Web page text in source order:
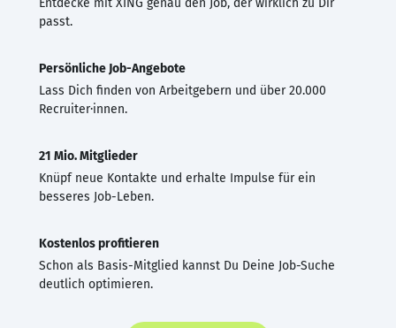
passt.
Persönliche Job-Angebote
Lass Dich finden von Arbeitgebern und über 20.000
Recruiter·innen.
21 Mio. Mitglieder
Knüpf neue Kontakte und erhalte Impulse für ein
besseres Job-Leben.
Kostenlos profitieren
Schon als Basis-Mitglied kannst Du Deine Job-Suche
deutlich optimieren.